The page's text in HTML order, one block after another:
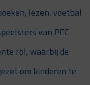
lezen, voetbal
van PEC
rol, waarbij de
om kinderen te